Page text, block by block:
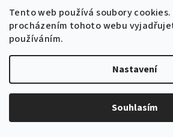
Tento web používá soubory cookies.
procházením tohoto webu
používáním.
Nastavení
Souhlasím
7 Kč bez DPH
9 Kč
Skladem v ČR(125
Do košíku